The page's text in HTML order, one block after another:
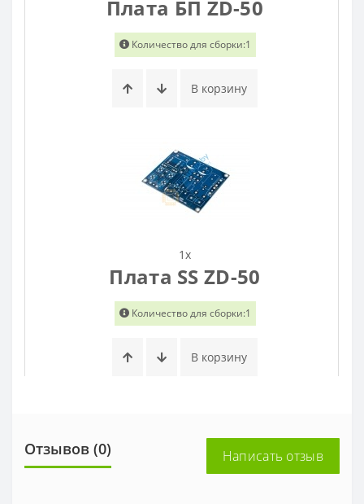
Плата БП ZD-50
Количество для сборки:1
В корзину
1x
Плата SS ZD-50
Количество для сборки:1
В корзину
Отзывов (0) Написать отзыв